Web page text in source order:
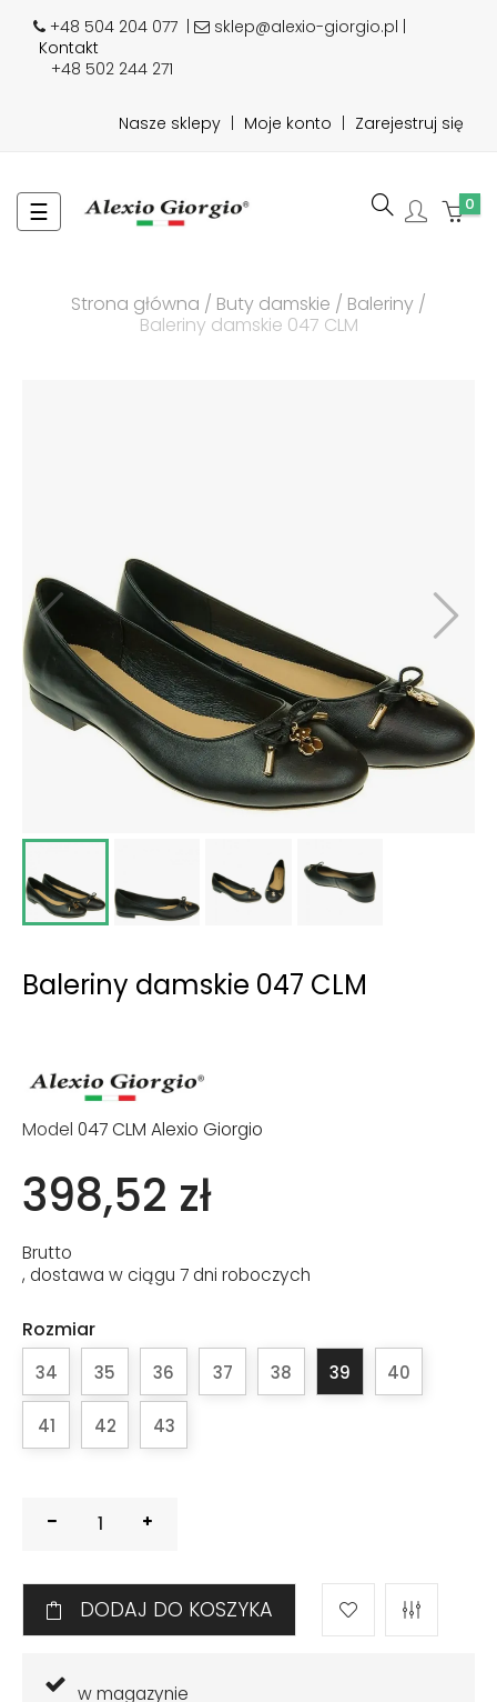
+48 504 204 077
sklep@alexio-giorgio.pl |
Kontakt
+48 502 244 271
Nasze sklepy Moje konto Zarejestruj się
Toggle
navigation
☰ 0
Strona główna Buty damskie
Baleriny
Baleriny damskie 047 CLM
Baleriny damskie 047 CLM
Model 047 CLM Alexio Giorgio
398,52 zł
Brutto
, dostawa w ciągu 7 dni roboczych
Rozmiar
34 35 36 37 38 39 40
41 42 43
DODAJ DO KOSZYKA
w magazynie